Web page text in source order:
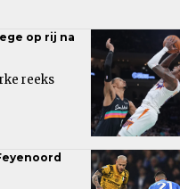
op rij na
reeks